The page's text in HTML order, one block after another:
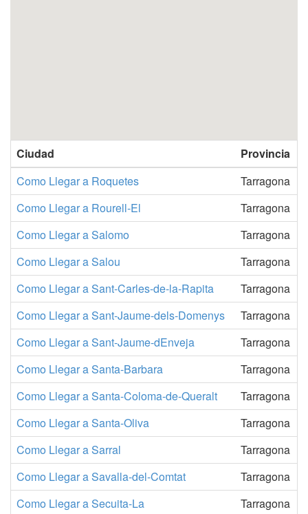
Ciudad
Provincia
Como Llegar a Roquetes
Tarragona
Como Llegar a Rourell-El
Tarragona
Como Llegar a Salomo
Tarragona
Como Llegar a Salou
Tarragona
Como Llegar a Sant-Carles-de-la-Rapita
Tarragona
Como Llegar a Sant-Jaume-dels-Domenys
Tarragona
Como Llegar a Sant-Jaume-dEnveja
Tarragona
Como Llegar a Santa-Barbara
Tarragona
Como Llegar a Santa-Coloma-de-Queralt
Tarragona
Como Llegar a Santa-Oliva
Tarragona
Como Llegar a Sarral
Tarragona
Como Llegar a Savalla-del-Comtat
Tarragona
Como Llegar a Secuita-La
Tarragona